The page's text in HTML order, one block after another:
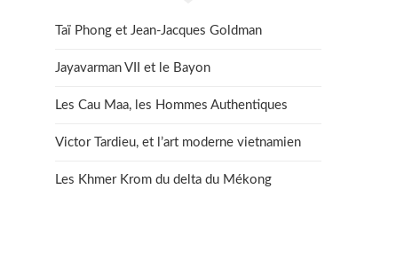
Taï Phong et Jean-Jacques Goldman
Jayavarman VII et le Bayon
Les Cau Maa, les Hommes Authentiques
Victor Tardieu, et l’art moderne vietnamien
Les Khmer Krom du delta du Mékong